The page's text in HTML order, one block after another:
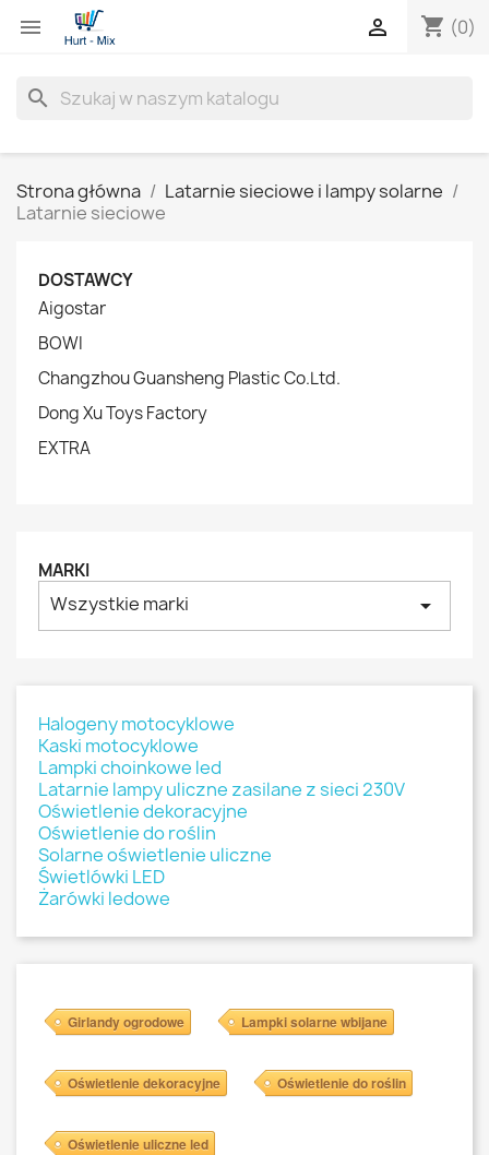
 shopping_cart (0)

search
Strona główna
Latarnie sieciowe i lampy solarne
Latarnie sieciowe
DOSTAWCY
Aigostar
BOWI
Changzhou Guansheng Plastic Co.Ltd.
Dong Xu Toys Factory
EXTRA
MARKI
Wszystkie marki arrow_drop_down
Halogeny motocyklowe
Kaski motocyklowe
Lampki choinkowe led
Latarnie lampy uliczne zasilane z sieci 230V
Oświetlenie dekoracyjne
Oświetlenie do roślin
Solarne oświetlenie uliczne
Świetlówki LED
Żarówki ledowe
Girlandy ogrodowe Lampki solarne wbijane
Oświetlenie dekoracyjne Oświetlenie do roślin
Oświetlenie uliczne led